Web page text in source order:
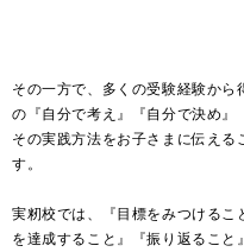
その一方で、多くの受験経験か
の『自分で考え』『自分で決め』
その実践方法をお子さまに伝える
す。
実籾校では、『目標をみつける
を達成すること』『振り返るこ